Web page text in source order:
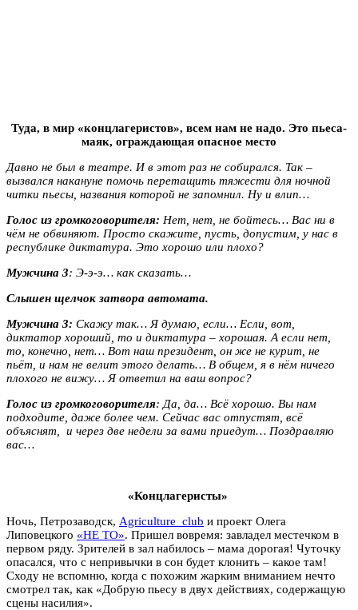
Туда, в мир «концлагеристов», всем нам не надо. Это пьеса-
маяк, ограждающая опасное место
Давно не был в театре. И в этот раз не собирался. Так –
вызвался накануне помочь перетащить тяжести для ночной
читки пьесы, названия которой не запомнил. Ну и влип…
Голос из громкоговорителя: Нет, нет, не бойтесь… Вас ни в
чём не обвиняют. Просто скажите, пусть, допустим, у нас в
республике диктатура. Это хорошо или плохо?
Мужчина 3: Э-э-э… как сказать…
Слышен щелчок затвора автомата.
Мужчина 3: Скажу так… Я думаю, если… Если, вот,
диктатор хороший, то и диктатура – хорошая. А если нет,
то, конечно, нет… Вот наш президент, он же не курит, не
пьёт, и нам не велит этого делать… В общем, я в нём ничего
плохого не вижу… Я ответил на ваш вопрос?
Голос из громкоговорителя: Да, да… Всё хорошо. Вы нам
подходите, даже более чем. Сейчас вас отпустят, всё
объяснят, и через две недели за вами приедут… Поздравляю
вас…
«Концлагеристы»
Ночь, Петрозаводск, Agriculture_club и проект Олега
Липовецкого «НЕ ТО». Пришел вовремя: завладел местечком в
первом ряду. Зрителей в зал набилось – мама дорогая! Чуточку
опасался, что с непривычки в сон будет клонить – какое там!
Сходу не вспомню, когда с похожим жарким вниманием нечто
смотрел так, как «Добрую пьесу в двух действиях, содержащую
сцены насилия».